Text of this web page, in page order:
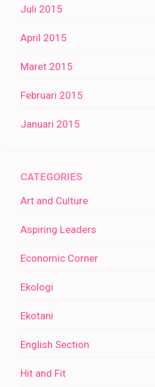
Juli 2015
April 2015
Maret 2015
Februari 2015
Januari 2015
CATEGORIES
Art and Culture
Aspiring Leaders
Economic Corner
Ekologi
Ekotani
English Section
Hit and Fit